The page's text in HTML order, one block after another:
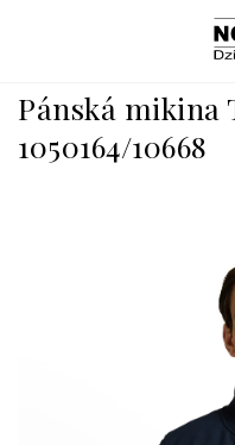
Pánská mikina
1050164/10668